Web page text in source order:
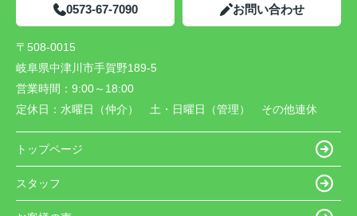
0573-67-7090 お問い合わせ
〒508-0015
岐阜県中津川市手賀野189-5
営業時間： 9:00～18:00
定休日： 水曜日（仲介） 土・日曜日（管理） その他連休
トップページ
スタッフ